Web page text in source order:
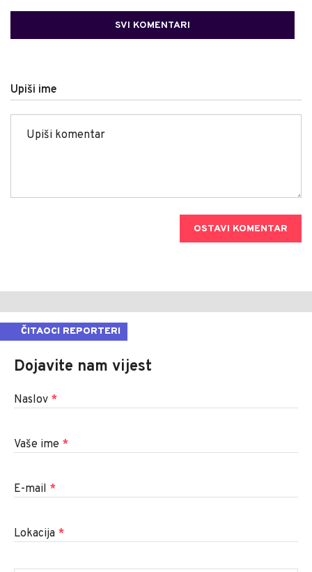
SVI KOMENTARI
Upiši ime
OSTAVI KOMENTAR
ČITAOCI REPORTERI
Dojavite nam vijest
Naslov *
Vaše ime *
E-mail *
Lokacija *